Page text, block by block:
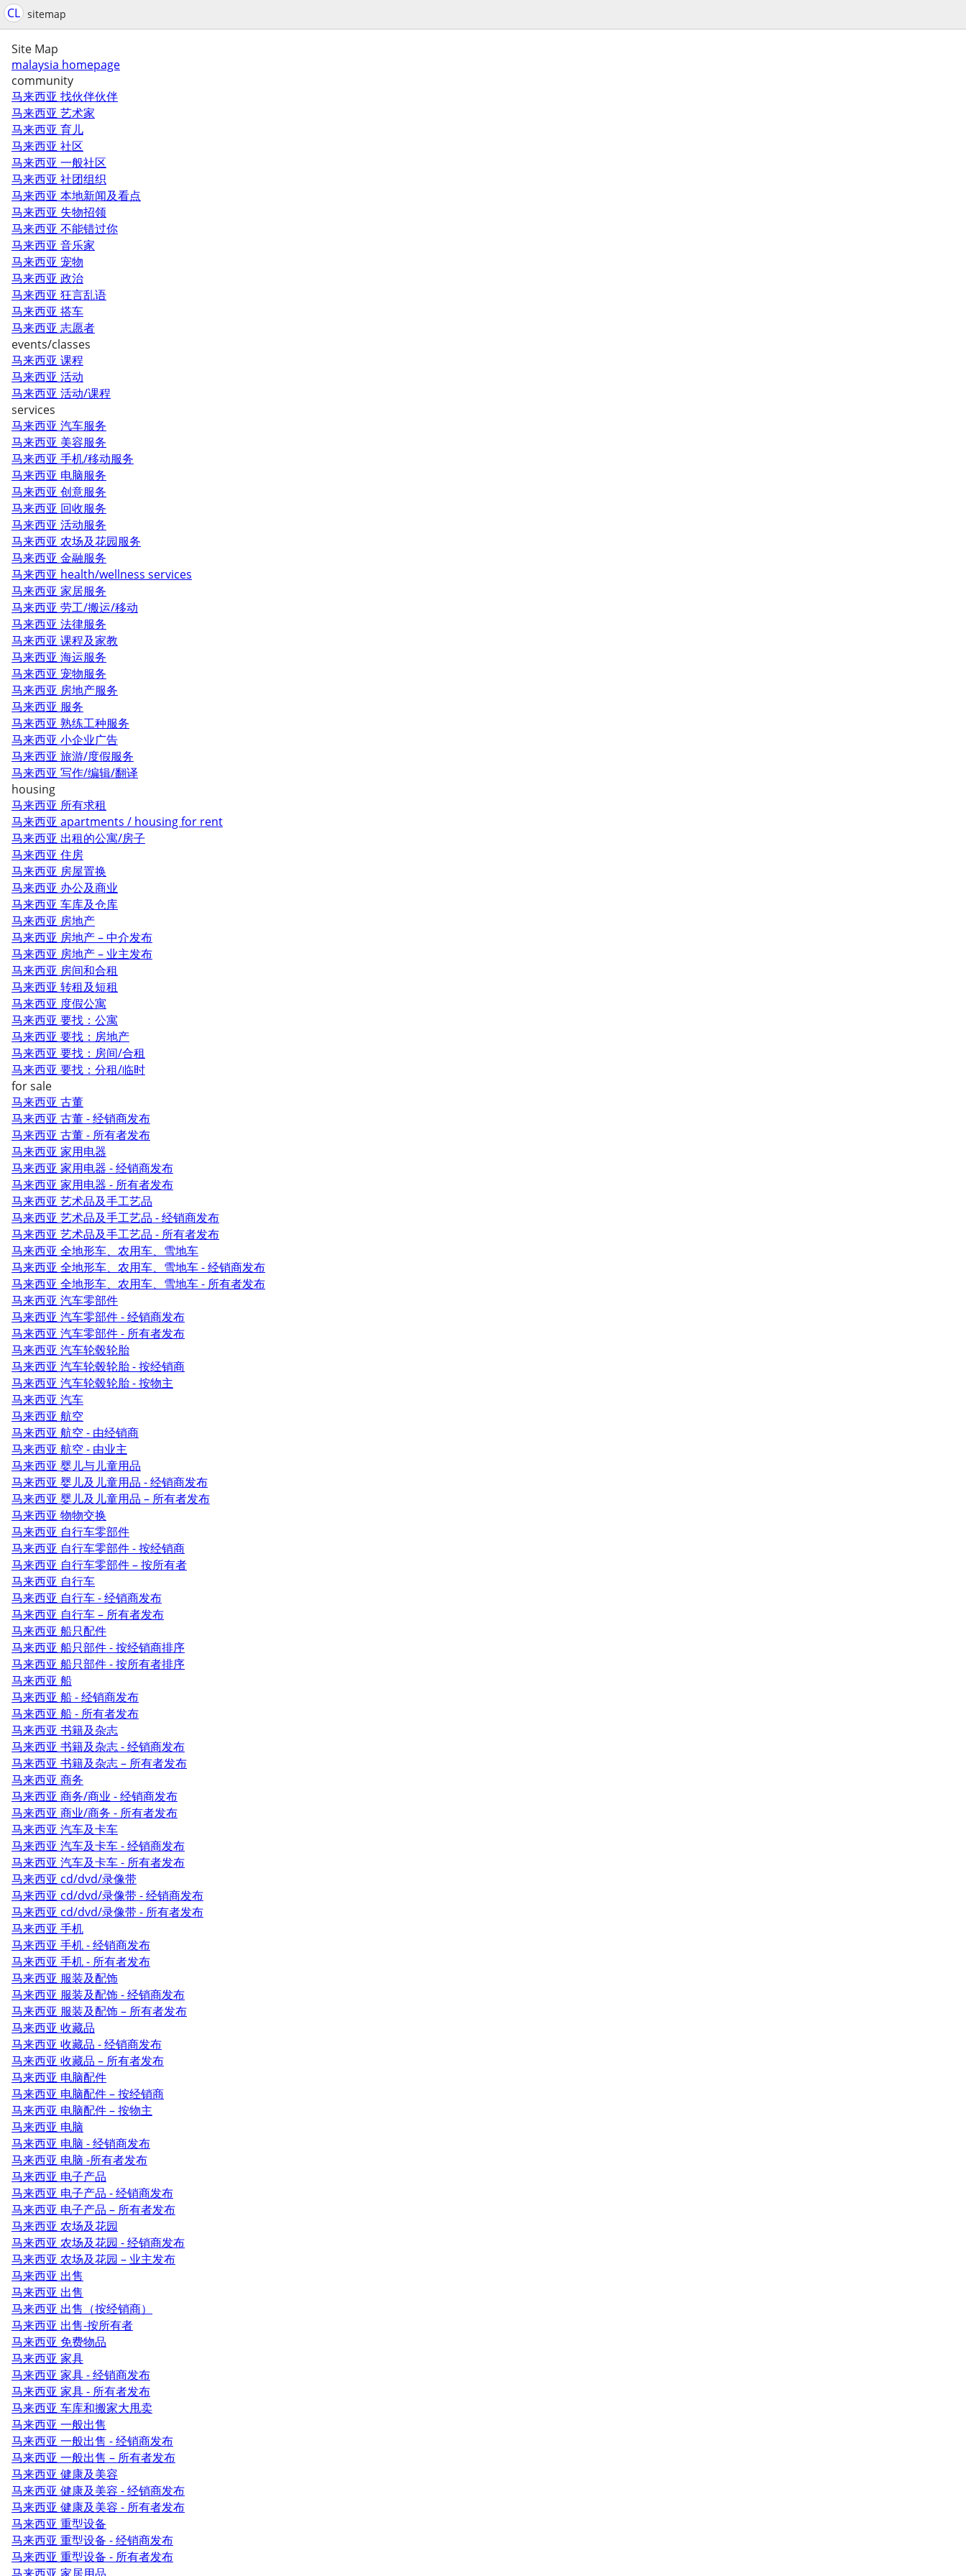
CL sitemap
Site Map
malaysia homepage
community
马来西亚 找伙伴伙伴
马来西亚 艺术家
马来西亚 育儿
马来西亚 社区
马来西亚 一般社区
马来西亚 社团组织
马来西亚 本地新闻及看点
马来西亚 失物招领
马来西亚 不能错过你
马来西亚 音乐家
马来西亚 宠物
马来西亚 政治
马来西亚 狂言乱语
马来西亚 搭车
马来西亚 志愿者
events/classes
马来西亚 课程
马来西亚 活动
马来西亚 活动/课程
services
马来西亚 汽车服务
马来西亚 美容服务
马来西亚 手机/移动服务
马来西亚 电脑服务
马来西亚 创意服务
马来西亚 回收服务
马来西亚 活动服务
马来西亚 农场及花园服务
马来西亚 金融服务
马来西亚 health/wellness services
马来西亚 家居服务
马来西亚 劳工/搬运/移动
马来西亚 法律服务
马来西亚 课程及家教
马来西亚 海运服务
马来西亚 宠物服务
马来西亚 房地产服务
马来西亚 服务
马来西亚 熟练工种服务
马来西亚 小企业广告
马来西亚 旅游/度假服务
马来西亚 写作/编辑/翻译
housing
马来西亚 所有求租
马来西亚 apartments / housing for rent
马来西亚 出租的公寓/房子
马来西亚 住房
马来西亚 房屋置换
马来西亚 办公及商业
马来西亚 车库及仓库
马来西亚 房地产
马来西亚 房地产 – 中介发布
马来西亚 房地产 – 业主发布
马来西亚 房间和合租
马来西亚 转租及短租
马来西亚 度假公寓
马来西亚 要找：公寓
马来西亚 要找：房地产
马来西亚 要找：房间/合租
马来西亚 要找：分租/临时
for sale
马来西亚 古董
马来西亚 古董 - 经销商发布
马来西亚 古董 - 所有者发布
马来西亚 家用电器
马来西亚 家用电器 - 经销商发布
马来西亚 家用电器 - 所有者发布
马来西亚 艺术品及手工艺品
马来西亚 艺术品及手工艺品 - 经销商发布
马来西亚 艺术品及手工艺品 - 所有者发布
马来西亚 全地形车、农用车、雪地车
马来西亚 全地形车、农用车、雪地车 - 经销商发布
马来西亚 全地形车、农用车、雪地车 - 所有者发布
马来西亚 汽车零部件
马来西亚 汽车零部件 - 经销商发布
马来西亚 汽车零部件 - 所有者发布
马来西亚 汽车轮毂轮胎
马来西亚 汽车轮毂轮胎 - 按经销商
马来西亚 汽车轮毂轮胎 - 按物主
马来西亚 汽车
马来西亚 航空
马来西亚 航空 - 由经销商
马来西亚 航空 - 由业主
马来西亚 婴儿与儿童用品
马来西亚 婴儿及儿童用品 - 经销商发布
马来西亚 婴儿及儿童用品 – 所有者发布
马来西亚 物物交换
马来西亚 自行车零部件
马来西亚 自行车零部件 - 按经销商
马来西亚 自行车零部件 – 按所有者
马来西亚 自行车
马来西亚 自行车 - 经销商发布
马来西亚 自行车 – 所有者发布
马来西亚 船只配件
马来西亚 船只部件 - 按经销商排序
马来西亚 船只部件 - 按所有者排序
马来西亚 船
马来西亚 船 - 经销商发布
马来西亚 船 - 所有者发布
马来西亚 书籍及杂志
马来西亚 书籍及杂志 - 经销商发布
马来西亚 书籍及杂志 – 所有者发布
马来西亚 商务
马来西亚 商务/商业 - 经销商发布
马来西亚 商业/商务 - 所有者发布
马来西亚 汽车及卡车
马来西亚 汽车及卡车 - 经销商发布
马来西亚 汽车及卡车 - 所有者发布
马来西亚 cd/dvd/录像带
马来西亚 cd/dvd/录像带 - 经销商发布
马来西亚 cd/dvd/录像带 - 所有者发布
马来西亚 手机
马来西亚 手机 - 经销商发布
马来西亚 手机 - 所有者发布
马来西亚 服装及配饰
马来西亚 服装及配饰 - 经销商发布
马来西亚 服装及配饰 – 所有者发布
马来西亚 收藏品
马来西亚 收藏品 - 经销商发布
马来西亚 收藏品 – 所有者发布
马来西亚 电脑配件
马来西亚 电脑配件 – 按经销商
马来西亚 电脑配件 – 按物主
马来西亚 电脑
马来西亚 电脑 - 经销商发布
马来西亚 电脑 -所有者发布
马来西亚 电子产品
马来西亚 电子产品 - 经销商发布
马来西亚 电子产品 – 所有者发布
马来西亚 农场及花园
马来西亚 农场及花园 - 经销商发布
马来西亚 农场及花园 – 业主发布
马来西亚 出售
马来西亚 出售
马来西亚 出售（按经销商）
马来西亚 出售-按所有者
马来西亚 免费物品
马来西亚 家具
马来西亚 家具 - 经销商发布
马来西亚 家具 - 所有者发布
马来西亚 车库和搬家大甩卖
马来西亚 一般出售
马来西亚 一般出售 - 经销商发布
马来西亚 一般出售 – 所有者发布
马来西亚 健康及美容
马来西亚 健康及美容 - 经销商发布
马来西亚 健康及美容 - 所有者发布
马来西亚 重型设备
马来西亚 重型设备 - 经销商发布
马来西亚 重型设备 - 所有者发布